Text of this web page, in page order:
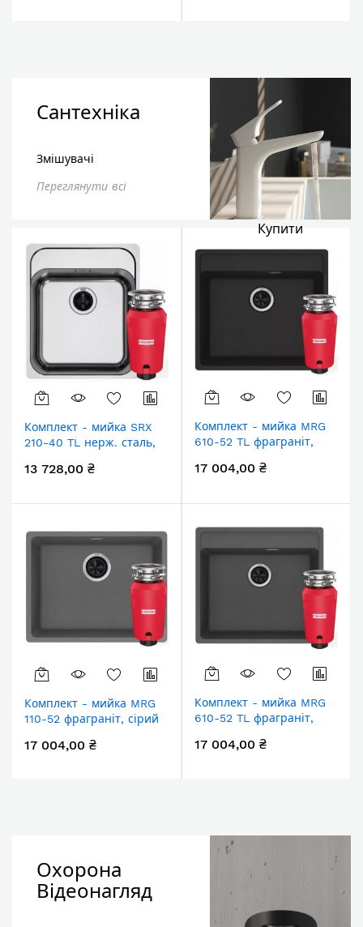
Сантехніка
Змішувачі
Переглянути всі
Купити
Комплект - мийка SRX
210-40 TL нерж. сталь,
подрібнювач харч.
134.0715.098, вкл. Сифон
13 728,00 ₴
Комплект - мийка MRG
110-52 фраграніт, сірий
подрібнювач харч.
17 004,00 ₴
Комплект - мийка MRG
610-52 TL фраграніт,
114.0668.819 і
відходів SLIM 50,
17 004,00 ₴
Комплект - мийка MRG
610-52 TL фраграніт,
114.0716.704 і
17 004,00 ₴
Охорона
Відеонагляд